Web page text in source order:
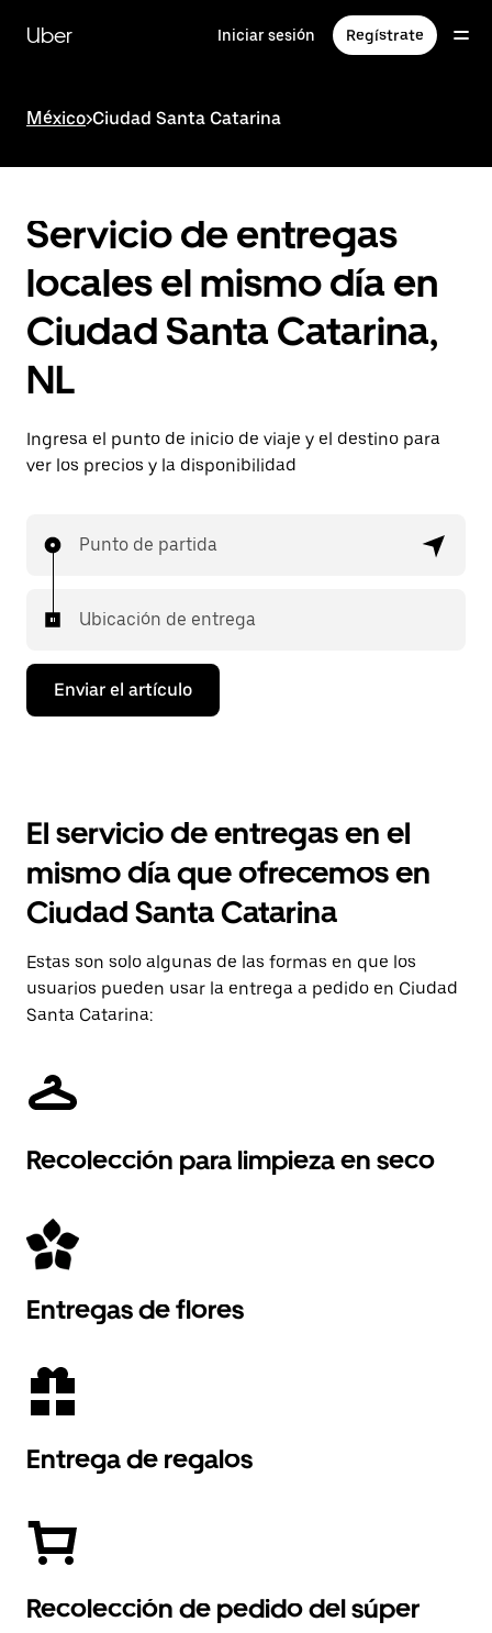
contenido
Uber Iniciar sesión Regístrate
México>Ciudad Santa Catarina
Servicio de entregas
locales el mismo día en
Ciudad Santa Catarina,
NL
Ingresa el punto de inicio de viaje y el destino para
ver los precios y la disponibilidad
Punto de partida
Ubicación de entrega
Enviar el artículo
El servicio de entregas en el
mismo día que ofrecemos en
Ciudad Santa Catarina
Estas son solo algunas de las formas en que los
usuarios pueden usar la entrega a pedido en Ciudad
Santa Catarina:
Recolección para limpieza en seco
Entregas de flores
Entrega de regalos
Recolección de pedido del súper